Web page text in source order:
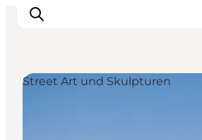
Street Art und Skulpturen